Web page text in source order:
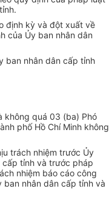
định kỳ và đột xuất về
của Ủy ban nhân dân
ban nhân dân cấp tỉnh
không quá 03 (ba) Phó
phố Hồ Chí Minh không
trách nhiệm trước Ủy
cấp tỉnh và trước pháp
nhiệm báo cáo công
nhân dân cấp tỉnh và